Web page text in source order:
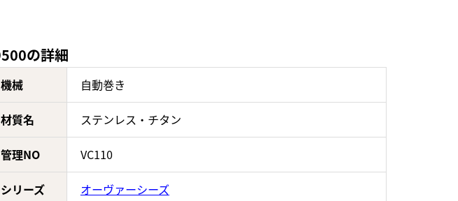
の詳細
機械 自動巻き
材質名 ステンレス・チタン
管理NO VC110
シリーズ オーヴァーシーズ